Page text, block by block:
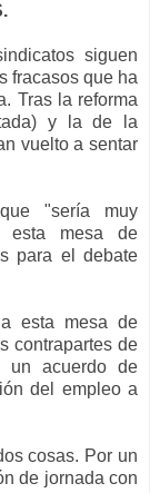
siguen
fracasos que ha
Tras la reforma
y la de la
vuelto a sentar
"sería muy
esta mesa de
para el debate
esta mesa de
contrapartes de
un acuerdo de
del empleo a
cosas. Por un
de jornada con